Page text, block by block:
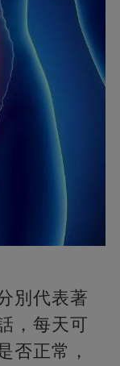
別代表著
，每天可
否正常，